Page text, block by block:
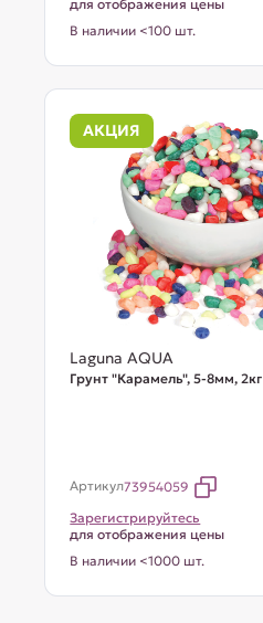
для отображения цены
В наличии <100 шт.
АКЦИЯ
Laguna AQUA
Грунт "Карамель", 5-8мм, 2кг
Артикул73954059
Зарегистрируйтесь
для отображения цены
В наличии <1000 шт.